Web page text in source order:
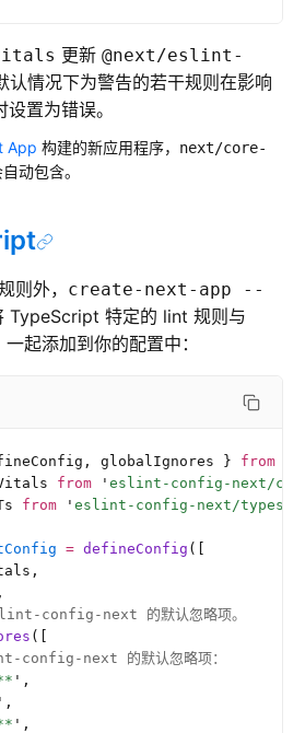
更新 @next/eslint-
认情况下为警告的若干规则在影响
设置为错误。
App 构建的新应用程序， next/core-
动包含。
则外， create-next-app --
TypeScript 特定的 lint 规则与
一起添加到你的配置中：
globalIgnores } from
from ' eslint-config-next/
from ' eslint-config-next/
= defineConfig ([
config-next 的默认忽略项。
([
config-next 的默认忽略项：
' ,
' ,
' ,